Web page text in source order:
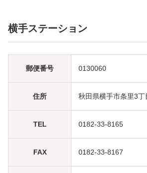
横手ステーション
郵便番号 0130060
住所 秋田県横手市条里3丁
TEL 0182-33-8165
FAX 0182-33-8167